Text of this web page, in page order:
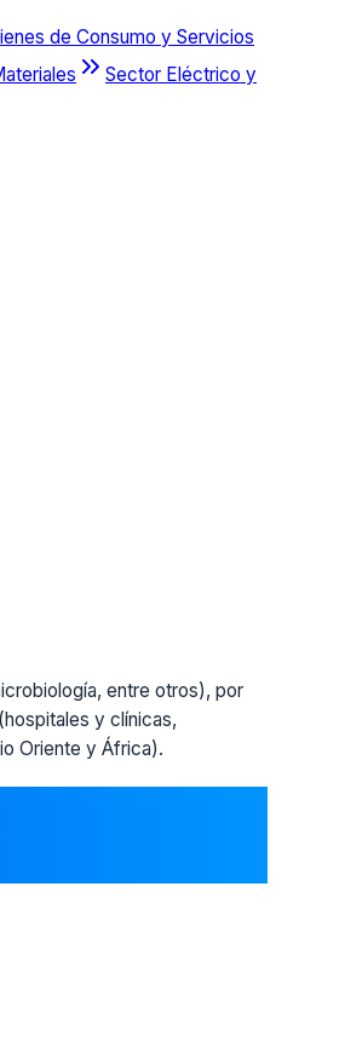
de Consumo y Servicios
Sector Eléctrico y
entre otros), por
y clínicas,
Oriente y África).